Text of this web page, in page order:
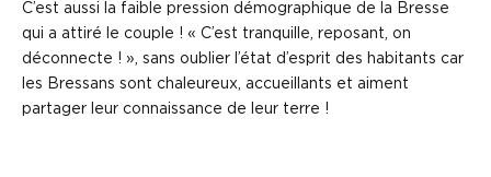
C’est aussi la faible pression démographique de la Bresse
qui a attiré le couple ! « C’est tranquille, reposant, on
déconnecte ! », sans oublier l’état d’esprit des habitants car
les Bressans sont chaleureux, accueillants et aiment
partager leur connaissance de leur terre !